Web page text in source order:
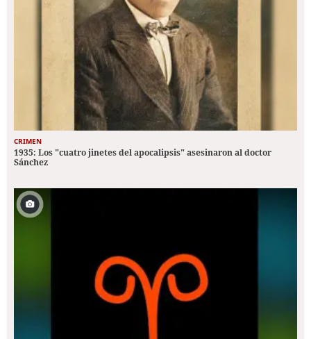
CRIMEN
1935: Los "cuatro jinetes del apocalipsis" asesinaron al doctor
Sánchez